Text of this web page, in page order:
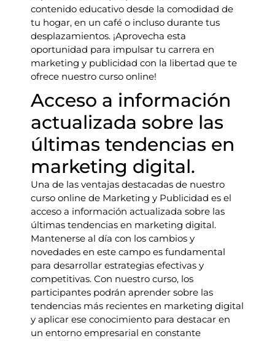
contenido educativo desde la comodidad de
tu hogar, en un café o incluso durante tus
desplazamientos. ¡Aprovecha esta
oportunidad para impulsar tu carrera en
marketing y publicidad con la libertad que te
ofrece nuestro curso online!
Acceso a información
actualizada sobre las
últimas tendencias en
marketing digital.
Una de las ventajas destacadas de nuestro
curso online de Marketing y Publicidad es el
acceso a información actualizada sobre las
últimas tendencias en marketing digital.
Mantenerse al día con los cambios y
novedades en este campo es fundamental
para desarrollar estrategias efectivas y
competitivas. Con nuestro curso, los
participantes podrán aprender sobre las
tendencias más recientes en marketing digital
y aplicar ese conocimiento para destacar en
un entorno empresarial en constante